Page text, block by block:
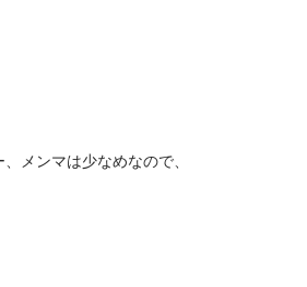
メンマは少なめなので、